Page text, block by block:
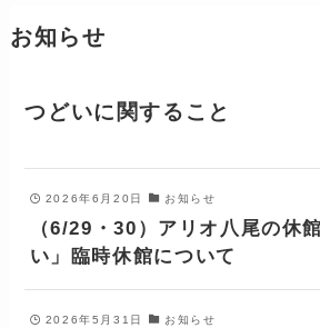
お知らせ
つどいに関すること
2026年6月20日 お知らせ
（6/29・30）アリオ八尾の休
い」臨時休館について
2026年5月31日 お知らせ